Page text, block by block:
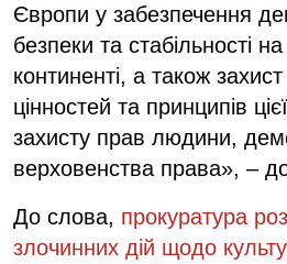
Європи у забезпечення
безпеки та стабільності
континенті, а також
цінностей та принципів
захисту прав людини,
верховенства права», –
До слова, прокуратура
злочинних дій щодо